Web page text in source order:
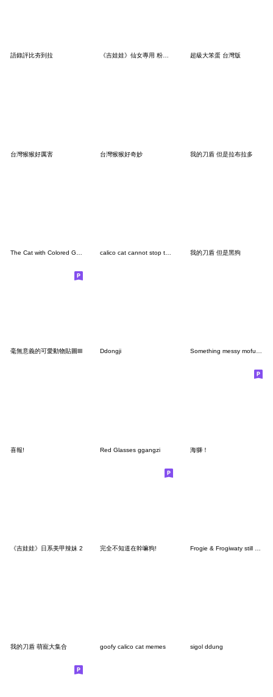
語錄評比夯到拉 《吉娃娃》仙女專用 粉紅梗圖 - 文字版 超級大笨蛋 台灣版
台灣猴猴好厲害 台灣猴猴好奇妙 我的刀盾 但是拉布拉多
我的刀盾 但是黑狗
毫無意義的可愛動物貼圖llll Ddongji Something messy mofucan dog
喜報! Red Glasses ggangzi 海獅！
《吉娃娃》日系美甲辣妹 2 完全不知道在幹嘛狗!
我的刀盾 萌寵大集合 goofy calico cat memes sigol ddung